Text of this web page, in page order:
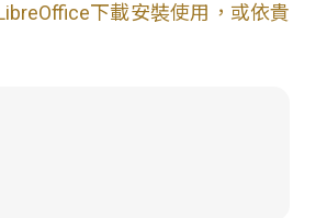
下載安裝使用，或依貴